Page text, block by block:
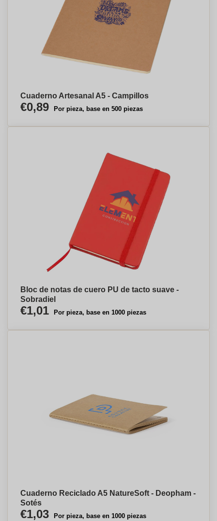
Cuaderno Artesanal A5 - Campillos
€0,89 Por pieza, base en 500 piezas
Bloc de notas de cuero PU de tacto suave -
Sobradiel
€1,01 Por pieza, base en 1000 piezas
Cuaderno Reciclado A5 NatureSoft - Deopham -
Sotés
€1,03 Por pieza, base en 1000 piezas